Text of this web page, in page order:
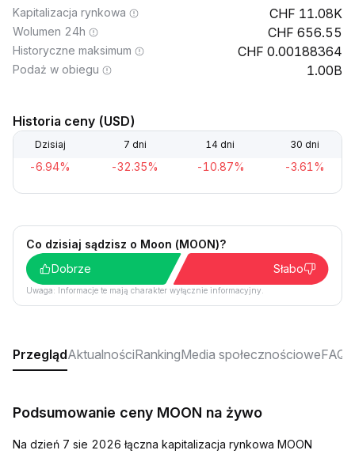
Kapitalizacja rynkowa 11.08K
Wolumen 24h 656.55
Historyczne maksimum 0.00188364
Podaż w obiegu 1.00B
Historia ceny (USD)
Dzisiaj 7 dni 14 dni 30 dni
-6.94% -32.35% -10.87% -3.61%
Co dzisiaj sądzisz o Moon (MOON)?
Dobrze
Słabo
Uwaga: Informacje te mają charakter wyłącznie informacyjny.
PrzeglądAktualnościRankingMedia społecznościoweFAQ
Podsumowanie ceny MOON na żywo
Na dzień 7 sie 2026 łączna kapitalizacja rynkowa MOON